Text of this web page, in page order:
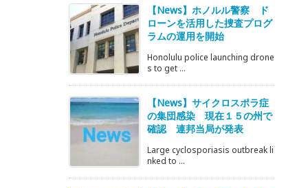
【News】ホノルル警察 ド
ローンを活用した捜査プログ
ラムの運用を開始
Honolulu police launching drone
s to get ...
【News】サイクロスポラ症
の集団感染 現在１５の州で
確認 連邦当局が発表
Large cyclosporiasis outbreak li
nked to ...